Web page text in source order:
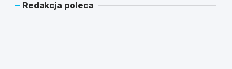
Redakcja poleca